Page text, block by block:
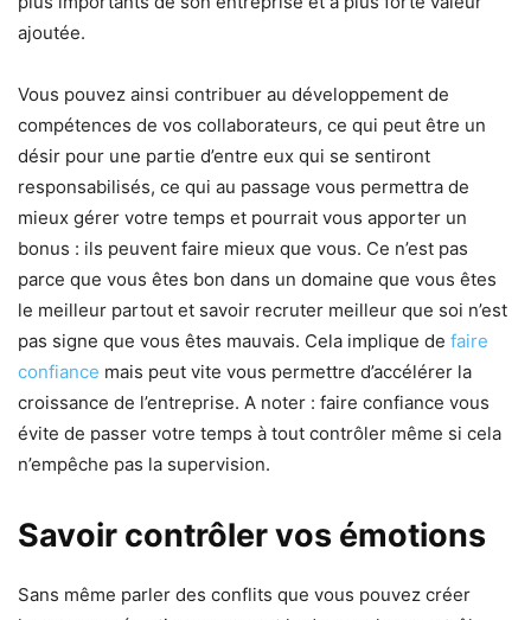
ajoutée.
Vous pouvez ainsi contribuer au développement de
compétences de vos collaborateurs, ce qui peut être un
désir pour une partie d’entre eux qui se sentiront
responsabilisés, ce qui au passage vous permettra de
mieux gérer votre temps et pourrait vous apporter un
bonus : ils peuvent faire mieux que vous. Ce n’est pas
parce que vous êtes bon dans un domaine que vous êtes
le meilleur partout et savoir recruter meilleur que soi n’est
pas signe que vous êtes mauvais. Cela implique de faire
confiance mais peut vite vous permettre d’accélérer la
croissance de l’entreprise. A noter : faire confiance vous
évite de passer votre temps à tout contrôler même si cela
n’empêche pas la supervision.
Savoir contrôler vos émotions
Sans même parler des conflits que vous pouvez créer